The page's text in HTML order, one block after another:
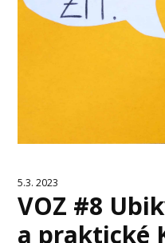
5.3. 2023
VOZ #8
a praktické